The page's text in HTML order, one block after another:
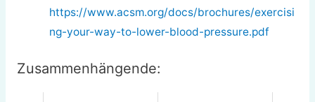
https://www.acsm.org/docs/brochures/exercisi
ng-your-way-to-lower-blood-pressure.pdf
Zusammenhängende: